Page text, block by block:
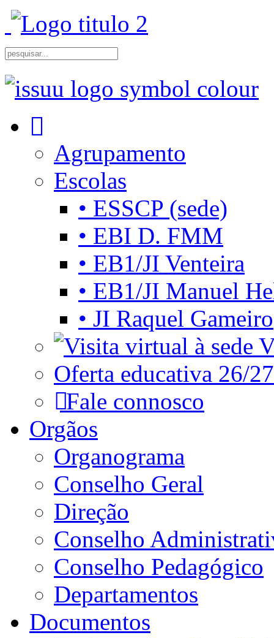
Agrupamento
Escolas
• ESSCP (sede)
• EBI D. FMM
• EB1/JI Venteira
• EB1/JI Manuel
• JI Raquel Gameiro
Oferta educativa 26/27
Fale connosco
Orgãos
Organograma
Conselho Geral
Direção
Conselho
Conselho Pedagógico
Departamentos
Documentos